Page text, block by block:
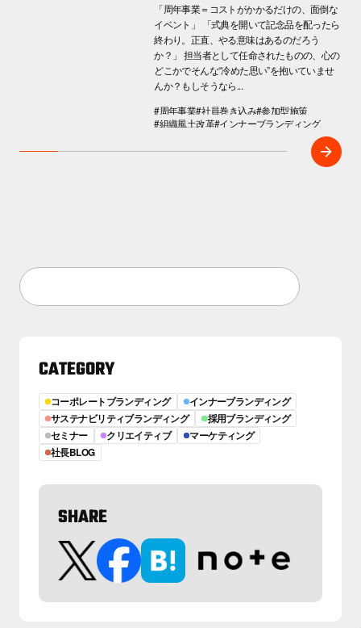
「周年事業＝コストがかかるだけの、面倒な
イベント」 「式典を開いて記念品を配ったら
終わり。正直、やる意味はあるのだろう
か？」 担当者として任命されたものの、心の
どこかでそんな“冷めた思い”を抱いていませ
んか？もしそうなら...
#周年事業#社員巻き込み#参加型施策
#組織風土改革#インナーブランディング
CATEGORY
コーポレートブランディング
インナーブランディング
サステナビリティブランディング
採用ブランディング
セミナー
クリエイティブ
マーケティング
社長BLOG
SHARE